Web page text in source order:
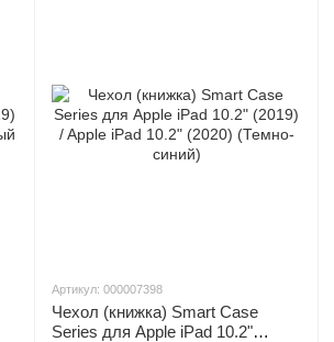
Артикул: 000007398
Чехол (книжка) Smart Case
Series для Apple iPad 10.2"